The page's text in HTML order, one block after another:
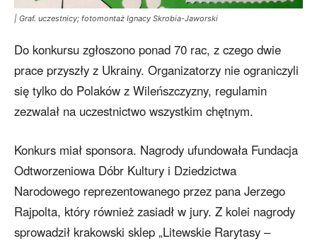
| Graf. uczestnicy; fotomontaż Ignacy Skrobia-Jaworski
Do konkursu zgłoszono ponad 70 rac, z czego dwie
prace przyszły z Ukrainy. Organizatorzy nie ograniczyli
się tylko do Polaków z Wileńszczyzny, regulamin
zezwalał na uczestnictwo wszystkim chętnym.
Konkurs miał sponsora. Nagrody ufundowała Fundacja
Odtworzeniowa Dóbr Kultury i Dziedzictwa
Narodowego reprezentowanego przez pana Jerzego
Rajpolta, który również zasiadł w jury. Z kolei nagrody
sprowadził krakowski sklep „Litewskie Rarytasy –